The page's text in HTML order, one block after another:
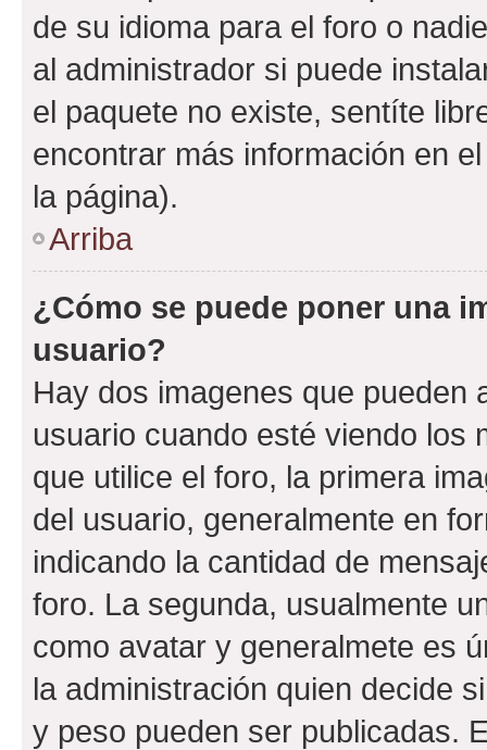
de su idioma para el foro o
al administrador si puede
el paquete no existe, sentíte
encontrar más información en
la página).
Arriba
¿Cómo se puede poner una
usuario?
Hay dos imagenes que pueden
usuario cuando esté viendo los
que utilice el foro, la primera
del usuario, generalmente en
indicando la cantidad de
foro. La segunda, usualmente
como avatar y generalmete es
la administración quien decide
y peso pueden ser publicadas.